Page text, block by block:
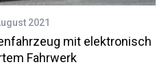
2021
mit elektronisch
Fahrwerk